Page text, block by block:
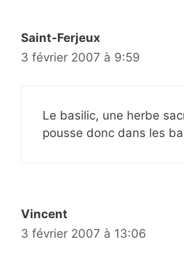
Saint-Ferjeux
3 février 2007 à 9:59
Le basilic, une herbe
pousse donc dans les
Vincent
3 février 2007 à 13:06